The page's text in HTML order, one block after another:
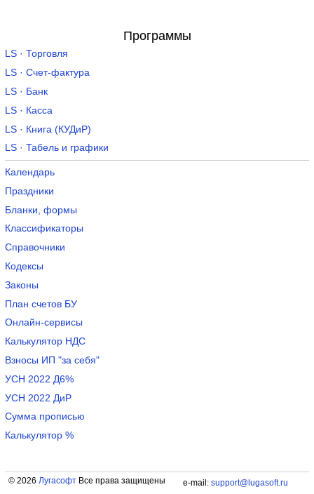
Программы
LS · Торговля
LS · Счет-фактура
LS · Банк
LS · Касса
LS · Книга (КУДиР)
LS · Табель и графики
Календарь
Праздники
Бланки, формы
Классификаторы
Справочники
Кодексы
Законы
План счетов БУ
Онлайн-сервисы
Калькулятор НДС
Взносы ИП "за себя"
УСН 2022 Д6%
УСН 2022 ДиР
Сумма прописью
Калькулятор %
© 2026 ЛугасофтВсе права защищены e-mail: support@lugasoft.ru